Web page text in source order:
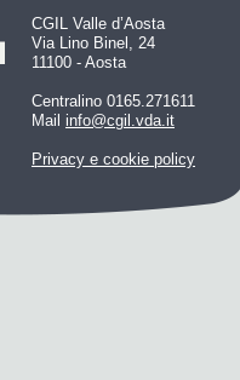
CGIL Valle d’Aosta
Via Lino Binel, 24
11100 - Aosta
Centralino 0165.271611
Mail info@cgil.vda.it
Privacy e cookie policy